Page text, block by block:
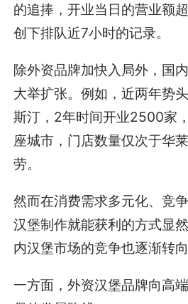
的追捧，开业当日的营业额
创下排队近7小时的记录。
除外资品牌加快入局外，国
大举扩张。例如，近两年势
斯汀，2年时间开业2500家
座城市，门店数量仅次于华
劳。
然而在消费需求多元化、竞
汉堡制作就能获利的方式显
内汉堡市场的竞争也逐渐转
一方面，外资汉堡品牌向高